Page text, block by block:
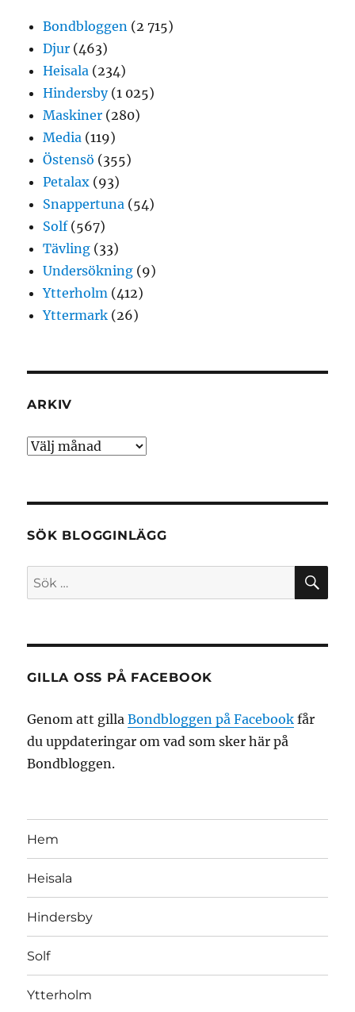
Bondbloggen (2 715)
Djur (463)
Heisala (234)
Hindersby(1 025)
Maskiner (280)
Media (119)
Östensö (355)
Petalax (93)
Snappertuna (54)
Solf(567)
Tävling (33)
Undersökning (9)
Ytterholm (412)
Yttermark (26)
ARKIV
Arkiv
SÖK BLOGGINLÄGG
Sök
efter:
GILLA OSS PÅ FACEBOOK
Genom att gillaBondbloggen på Facebook får
du uppdateringar om vad som sker här på
Bondbloggen.
Hem
Heisala
Hindersby
Solf
Ytterholm